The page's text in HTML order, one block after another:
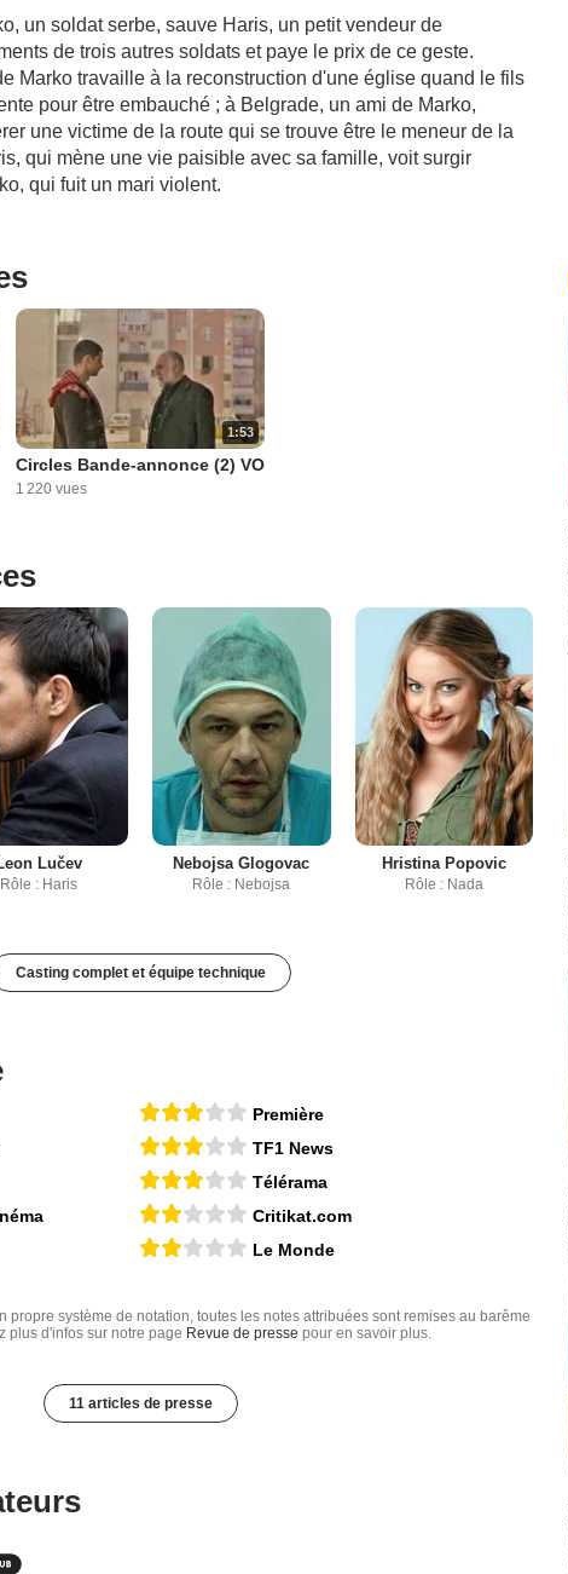
un soldat serbe, sauve Haris, un petit vendeur de
de trois autres soldats et paye le prix de ce geste.
Marko travaille à la reconstruction d'une église quand le fils
pour être embauché ; à Belgrade, un ami de Marko,
une victime de la route qui se trouve être le meneur de la
qui mène une vie paisible avec sa famille, voit surgir
qui fuit un mari violent.
1:53
Circles Bande-annonce (2) VO
1 220 vues
Lučev
Rôle : Haris
Nebojsa Glogovac
Rôle : Nebojsa
Hristina Popovic
Rôle : Nada
Casting complet et équipe technique
Première
TF1 News
Télérama
Critikat.com
Le Monde
système de notation, toutes les notes attribuées sont remises au barême
plus d'infos sur notre page Revue de presse pour en savoir plus.
11 articles de presse